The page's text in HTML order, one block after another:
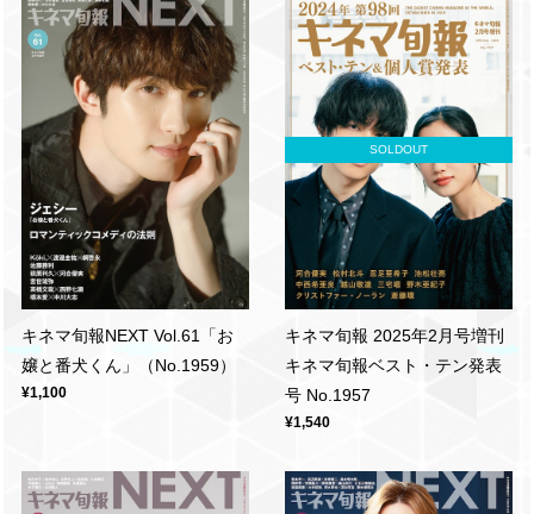
キネマ旬報NEXT Vol.61「お
嬢と番犬くん」（No.1959）
¥1,100
SOLDOUT
キネマ旬報 2025年2月号増刊
キネマ旬報ベスト・テン発表
号 No.1957
¥1,540